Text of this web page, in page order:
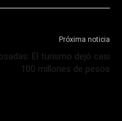
Próxima noticia
El turismo dejó casi
100 millones de pesos